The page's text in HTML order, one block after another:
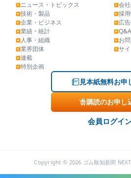
▶ニュース・トピックス
▶技術・製品
▶企業・ビジネス
▶業績・統計
▶人事・組織
▶業界団体
▶連載
▶特別企画
▶会
▶採
▶広
▶Q&A
▶お
▶サ
見本紙無料お申
購読のお申し
会員ログイ
Copyright © 2026 ゴム報知新聞